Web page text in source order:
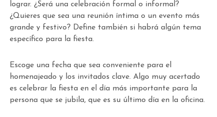
lograr. ¿Será una celebración formal o informal?
¿Quieres que sea una reunión íntima o un evento más
grande y festivo? Define también si habrá algún tema
específico para la fiesta.
Escoge una fecha que sea conveniente para el
homenajeado y los invitados clave. Algo muy acertado
es celebrar la fiesta en el día más importante para la
persona que se jubila, que es su último día en la oficina.